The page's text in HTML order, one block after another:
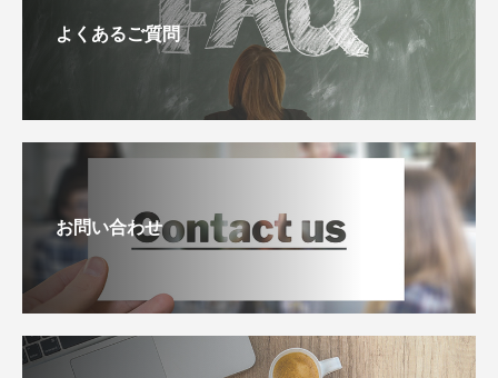
よくあるご質問
お問い合わせ